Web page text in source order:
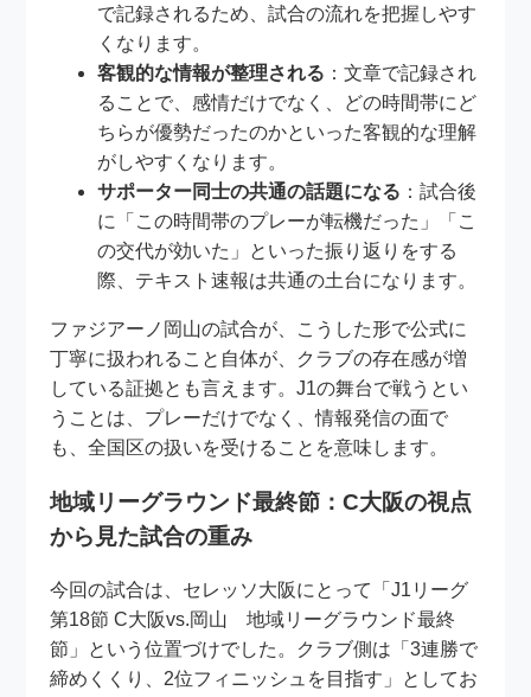
で記録されるため、試合の流れを把握しやす
くなります。
客観的な情報が整理される ：文章で記録され
ることで、感情だけでなく、どの時間帯にど
ちらが優勢だったのかといった客観的な理解
がしやすくなります。
サポーター同士の共通の話題になる ：試合後
に「この時間帯のプレーが転機だった」「こ
の交代が効いた」といった振り返りをする
際、テキスト速報は共通の土台になります。
ファジアーノ岡山の試合が、こうした形で公式に
丁寧に扱われること自体が、クラブの存在感が増
している証拠とも言えます。J1の舞台で戦うとい
うことは、プレーだけでなく、情報発信の面で
も、全国区の扱いを受けることを意味します。
地域リーグラウンド最終節：C大阪の視点
から見た試合の重み
今回の試合は、セレッソ大阪にとって「J1リーグ
第18節 C大阪vs.岡山 地域リーグラウンド最終
節」という位置づけでした。クラブ側は「3連勝で
締めくくり、2位フィニッシュを目指す」としてお